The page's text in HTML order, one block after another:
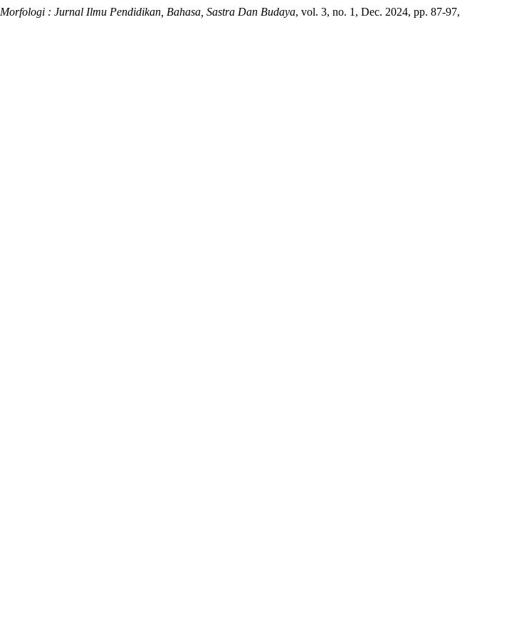
Morfologi : Jurnal Ilmu Pendidikan, Bahasa, Sastra Dan Budaya, vol. 3, no. 1, Dec. 2024, pp. 87-97,